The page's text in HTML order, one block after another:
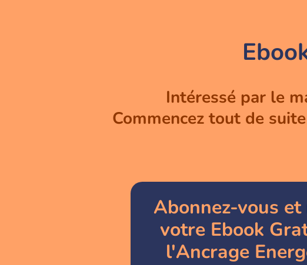
Intéressé par le
Commencez tout de
Abonnez-vous et
votre Ebook
l'Ancrage